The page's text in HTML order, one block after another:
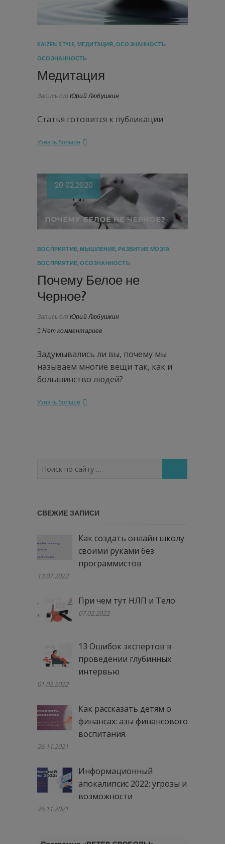
KAIZEN STYLE, МЕДИТАЦИЯ,ОСОЗНАННОСТЬ
ОСОЗНАННОСТЬ
Медитация
Запись от Юрий Любушкин
Статья готовится к публикации
Узнать больше
20.02.2020
ВОСПРИЯТИЕ,МЫШЛЕНИЕ,РАЗВИТИЕ МОЗГА
ВОСПРИЯТИЕ,ОСОЗНАННОСТЬ
Почему Белое не
Черное?
Запись от Юрий Любушкин
Нет комментариев
Задумывались ли вы, почему мы
называем многие вещи так, как и
большинство людей?
Узнать больше
по
СВЕЖИЕ ЗАПИСИ
Как создать онлайн школу
своими руками без
программистов
13.07.2022
При чем тут НЛП и Тело
07.02.2022
13 Ошибок экспертов в
проведении глубинных
интервью
01.02.2022
Как рассказать детям о
финансах: азы финансового
воспитания.
26.11.2021
Информационный
апокалипсис 2022: угрозы и
возможности
26.11.2021